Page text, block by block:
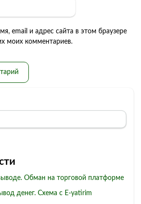
email и адрес сайта в этом браузере
моих комментариев.
Обман на торговой платформе
денег. Схема с E-yatirim